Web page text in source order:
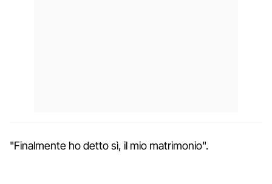
"Finalmente ho detto sì, il mio matrimonio".